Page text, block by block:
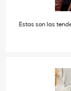
Estas son las